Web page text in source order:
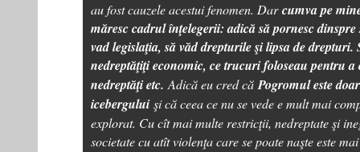
au fost cauzele acestui fenomen. Darcumva pe
măresc cadrul înţelegerii: adică să pornesc
vad legislaţia, să văd drepturile şi lipsa de drepturi.
nedreptăţiţi economic, ce trucuri foloseau pentru
nedreptăţi etc. Adică eu cred că Pogromul este
icebergului şi că ceea ce nu se vede e mult mai
explorat. Cu cît mai multe restricţii, nedreptate şi
societate cu atît violenţa care se poate naşte este